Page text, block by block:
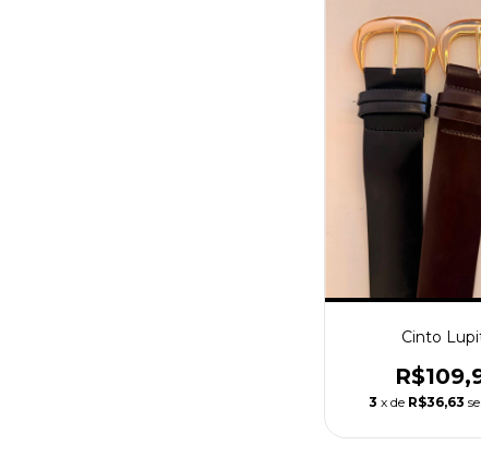
Cinto
3 x de R$36,63